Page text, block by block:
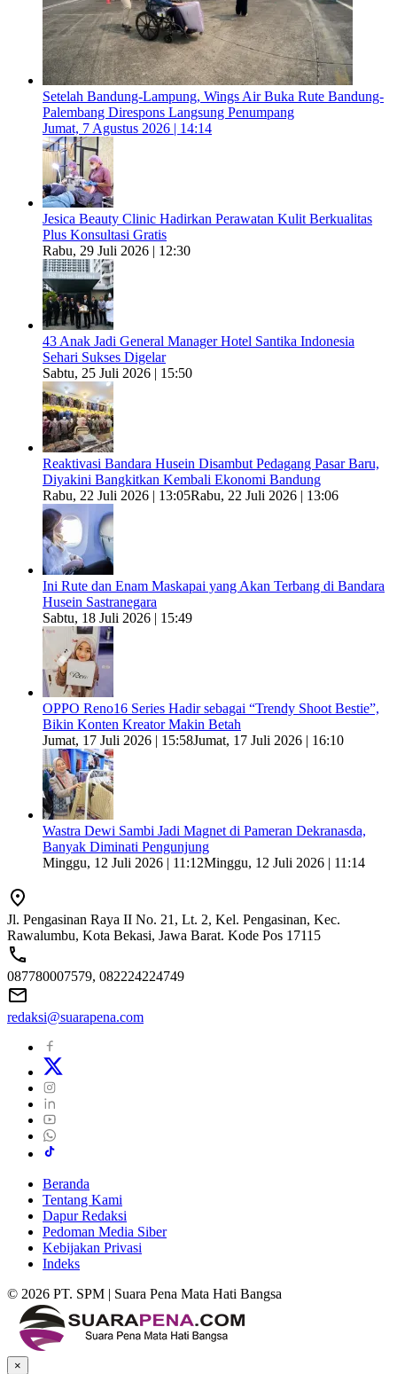
Setelah Bandung-Lampung, Wings Air Buka Rute Bandung-
Palembang Direspons Langsung Penumpang
Jumat, 7 Agustus 2026 | 14:14
Jesica Beauty Clinic Hadirkan Perawatan Kulit Berkualitas
Plus Konsultasi Gratis
Rabu, 29 Juli 2026 | 12:30
43 Anak Jadi General Manager Hotel Santika Indonesia
Sehari Sukses Digelar
Sabtu, 25 Juli 2026 | 15:50
Reaktivasi Bandara Husein Disambut Pedagang Pasar Baru,
Diyakini Bangkitkan Kembali Ekonomi Bandung
Rabu, 22 Juli 2026 | 13:05Rabu, 22 Juli 2026 | 13:06
Ini Rute dan Enam Maskapai yang Akan Terbang di Bandara
Husein Sastranegara
Sabtu, 18 Juli 2026 | 15:49
OPPO Reno16 Series Hadir sebagai “Trendy Shoot Bestie”,
Bikin Konten Kreator Makin Betah
Jumat, 17 Juli 2026 | 15:58Jumat, 17 Juli 2026 | 16:10
Wastra Dewi Sambi Jadi Magnet di Pameran Dekranasda,
Banyak Diminati Pengunjung
Minggu, 12 Juli 2026 | 11:12Minggu, 12 Juli 2026 | 11:14
Jl. Pengasinan Raya II No. 21, Lt. 2, Kel. Pengasinan, Kec.
Rawalumbu, Kota Bekasi, Jawa Barat. Kode Pos 17115
087780007579, 082224224749
redaksi@suarapena.com
Beranda
Tentang Kami
Dapur Redaksi
Pedoman Media Siber
Kebijakan Privasi
Indeks
© 2026 PT. SPM | Suara Pena Mata Hati Bangsa
×